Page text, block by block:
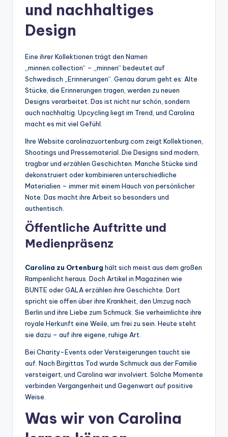
und nachhaltiges
Design
Eine ihrer Kollektionen trägt den Namen
„minnen.collection“ – „minnen“ bedeutet auf
Schwedisch „Erinnerungen“. Genau darum geht es: Alte
Stücke, die Erinnerungen tragen, werden zu neuen
Designs verarbeitet. Das ist nicht nur schön, sondern
auch nachhaltig. Upcycling liegt im Trend, und Carolina
macht es mit viel Gefühl.
Ihre Website carolinazuortenburg.com zeigt Kollektionen,
Shootings und Pressematerial. Die Designs sind modern,
tragbar und erzählen Geschichten. Manche Stücke sind
dekonstruiert oder kombinieren unterschiedliche
Materialien – immer mit einem Hauch von persönlicher
Note. Das macht ihre Arbeit so besonders und
authentisch.
Öffentliche Auftritte und
Medienpräsenz
Carolina zu Ortenburg hält sich meist aus dem großen
Rampenlicht heraus. Doch Artikel in Magazinen wie
BUNTE oder GALA erzählen ihre Geschichte. Dort
spricht sie offen über ihre Krankheit, den Umzug nach
Berlin und ihre Liebe zum Schmuck. Sie verheimlichte ihre
royale Herkunft eine Weile, um frei zu sein. Heute steht
sie dazu – auf ihre eigene, ruhige Art.
Bei Charity-Events oder Versteigerungen taucht sie
auf. Nach Birgittas Tod wurde Schmuck aus der Familie
versteigert, und Carolina war involviert. Solche Momente
verbinden Vergangenheit und Gegenwart auf positive
Weise.
Was wir von Carolina